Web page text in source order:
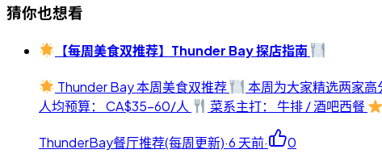
猜你也想看
【每周美食双推荐】Thunder Bay 探店指南
Thunder Bay 本周美食双推荐 本周为大家精选两家高
人均预算： CA$35-60/人
菜系主打： 牛排 / 酒吧西餐
ThunderBay餐厅推荐(每周更新)·6 天前· 0